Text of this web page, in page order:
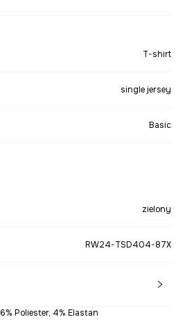
T-shirt
single jersey
Basic
zielony
RW24-TSD404-87X
Poliester, 4% Elastan